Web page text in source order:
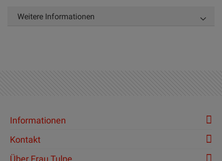
Weitere Informationen
Informationen
Kontakt